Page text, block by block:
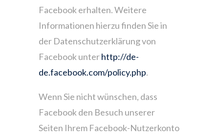
Facebook erhalten. Weitere
Informationen hierzu finden Sie in
der Datenschutzerklärung von
Facebook unterhttp://de-
de.facebook.com/policy.php.
Wenn Sie nicht wünschen, dass
Facebook den Besuch unserer
Seiten Ihrem Facebook-Nutzerkonto